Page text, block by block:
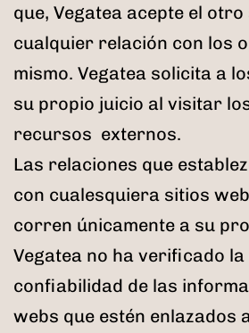
que, Vegatea acepte el
cualquier relación con los
mismo. Vegatea solicita a
su propio juicio al visitar
recursos externos.
Las relaciones que
con cualesquiera sitios
corren únicamente a su
Vegatea no ha verificado
confiabilidad de las
webs que estén enlazados